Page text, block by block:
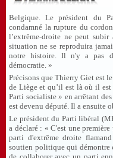
Belgique. Le président du
condamné la rupture du
l’extrême-droite ne peut
situation ne se reproduira
notre histoire. Il n'y a pas
démocratie. »
Précisons que Thierry Giet est
de Liège et qu’il est là où il est
Parti socialiste » en arrêtant
est devenu député. Il a ensuite
Le président du Parti libéral
a déclaré : « C'est une
parti d'extrême droite
soutien politique qui démontre